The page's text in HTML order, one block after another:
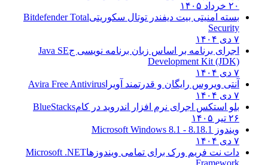
بسته امنیتی بیت دیفندر توتال سکوریتیBitdefender Total
Security
اجرای برنامه بر اساس زبان برنامه نویسی جJava SE
Development Kit (JDK)
آنتی ویروس رایگان و قدرتمند آویراAvira Free Antivirus
بلو استکس اجرای نرم افزار اندروید در کام BlueStacks
ویندوز 8.1 8.1 - Microsoft Windows 8.1
دات نت فریم ورک برای تمامی ویندوزهاMicrosoft .NET
Framework